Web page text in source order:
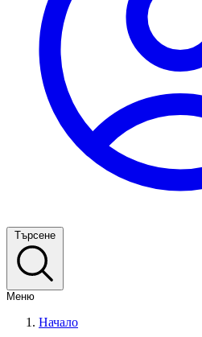
Търсене
Меню
Начало